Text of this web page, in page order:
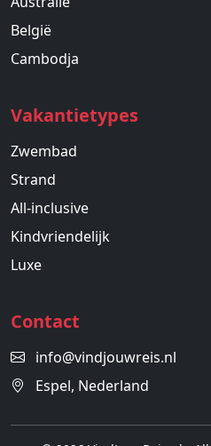
België
Cambodja
Vakantietypes
Zwembad
Strand
All-inclusive
Kindvriendelijk
Luxe
Contact
info@vindjouwreis.nl
Espel, Nederland